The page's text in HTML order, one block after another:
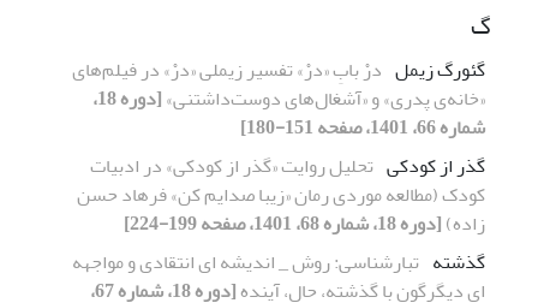
گ
گئورگ زیمل درْ بابِ «درْ» تفسیر زیملی «درْ» در فیلم‌های
«خانه‌ی پدری» و «آشغال‌های دوست‌داشتنی»
[دوره 18،
شماره 66، 1401، صفحه 151-180]
گذر از کودکی تحلیل روایت «گذر از کودکی» در ادبیات
کودک (مطالعه موردی رمان «زیبا صدایم کن» فرهاد حسن
زاده)[دوره 18، شماره 68، 1401، صفحه 199-224]
گذشته تبارشناسی: روش _ اندیشه ای انتقادی و مواجهه
ای دیگرگون با گذشته، حال، آینده
[دوره 18، شماره 67،